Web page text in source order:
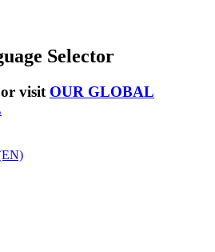
Selector
or visit OUR GLOBAL